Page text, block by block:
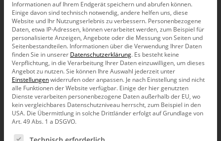
Excel-Kreuztabellen II
Die hier im Blogbeitrag schon zuvorbeschriebene und
in der Praxis eminent nützliche, automatisierte
Konvertierung von Excel-Kreuztabellen, lässt sich auch
per SSIS Aufruf wiederkehrend und ferngesteuert
initialisieren und gewinnt somit noch zusätzlich an
Flexibilität und Einsatzmöglichkeiten. Welche
Einstellungen und Vorkehrungen hierfür getroffen
werden müssen, wird im Folgenden dargestellt.
Nehmen wir also an, wir haben eine zu importierende
Informationen auf Ihrem Endgerät speichern und abrufen können.
Einige davon sind technisch notwendig, andere helfen uns, diese
Website und Ihr Nutzungserlebnis zu verbessern. Personenbezogene
Daten, etwa IP-Adressen, können verarbeitet werden, zum Beispiel für
personalisierte Anzeigen, Angebote oder die Messung von Seiten und
Seitenbestandteilen. Informationen über die Verwendung Ihrer Daten
finden Sie in unserer Datenschutzerklärung. Es besteht keine
Verpflichtung, in die Verarbeitung Ihrer Daten einzuwilligen, um dieses
Angebot zu nutzen.Sie können Ihre Auswahl jederzeit unter
Einstellungenwiderrufen oder anpassen. Je nach Einstellung sind nicht
alle Funktionen der Website verfügbar. Einige der hier genutzten
Dienste verarbeiten personenbezogene Daten außerhalb der EU, wo
kein vergleichbares Datenschutzniveau herrscht, zum Beispiel in den
USA. Die Übermittlung in solche Drittländer erfolgt auf Grundlage von
Art. 49 Abs. 1 a DSGVO.
Es folgt eine Liste der Service-Gruppen, für die eine